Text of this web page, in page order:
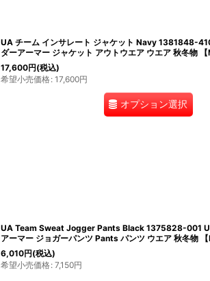
UA チーム インサレート ジャケット Navy 1381848-
ダーアーマー ジャケット アウトウエア ウエア 秋冬物 【
17,600円(税込)
希望小売価格: 17,600円
オプション選択
UA Team Sweat Jogger Pants Black 1375828-001
アーマー ジョガーパンツ Pants パンツ ウエア 秋冬物 【
6,010円(税込)
希望小売価格: 7,150円